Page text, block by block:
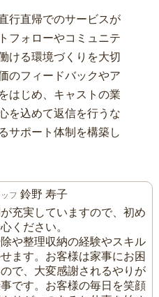
行直帰でのサービスが
フォローやコミュニテ
ける環境づくりを大切
のフィードバックやア
はじめ、キャストの業
を込めて返信を行うな
サポート体制を構築し
フ 鈴野 寿子
充実していますので、初め
ください。
や整理収納の経験やスキル
ます。お客様は家事にお困
で、大変感謝されるやりが
です。お客様の毎日を笑顔